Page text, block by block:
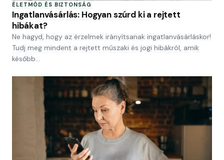
ÉLETMÓD ÉS BIZTONSÁG
Ingatlanvásárlás: Hogyan szúrd ki a rejtett
hibákat?
Ne hagyd, hogy az érzelmek irányítsanak ingatlanvásárláskor!
Tudj meg mindent a rejtett műszaki és jogi hibákról, amik
később…